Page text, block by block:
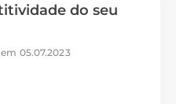
do seu
em 05.07.2023